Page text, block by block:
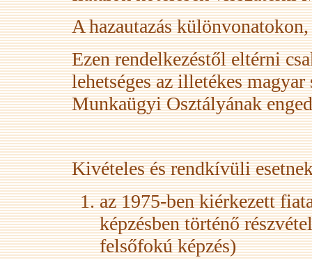
A hazautazás
Ezen rendelkezéstől eltérni
lehetséges az illetékes
Munkaügyi Osztályának
Kivételes és rendkívüli
az 1975-ben kiérkezett
képzésben történő
felsőfokú képzés)